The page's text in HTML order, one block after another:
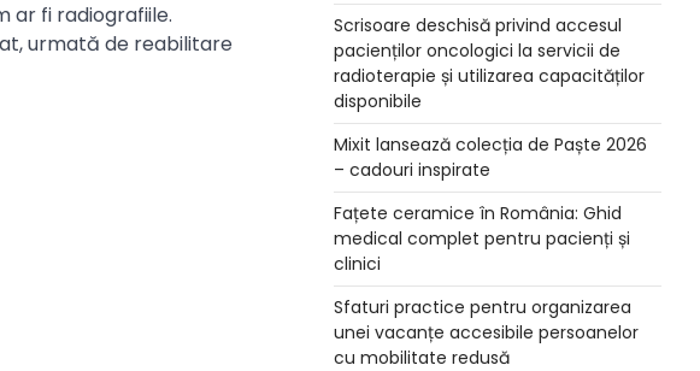
ar fi radiografiile.
urmată de reabilitare
Scrisoare deschisă privind accesul
pacienților oncologici la servicii de
radioterapie și utilizarea capacităților
disponibile
Mixit lansează colecția de Paște 2026
– cadouri inspirate
Fațete ceramice în România: Ghid
medical complet pentru pacienți și
clinici
Sfaturi practice pentru organizarea
unei vacanțe accesibile persoanelor
cu mobilitate redusă